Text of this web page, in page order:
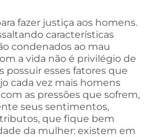
fazer justiça aos homens.
características
condenados ao mau
a vida não é privilégio de
esses fatores que
cada vez mais homens
as pressões que sofrem,
seus sentimentos,
que fique bem
da mulher: existem em